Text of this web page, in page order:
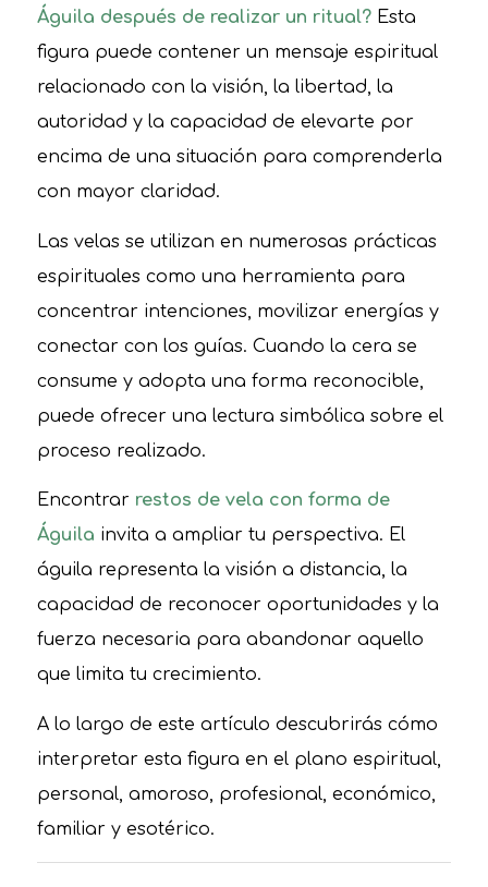
Águila después de realizar un ritual?Esta
figura puede contener un mensaje espiritual
relacionado con la visión, la libertad, la
autoridad y la capacidad de elevarte por
encima de una situación para comprenderla
con mayor claridad.
Las velas se utilizan en numerosas prácticas
espirituales como una herramienta para
concentrar intenciones, movilizar energías y
conectar con los guías. Cuando la cera se
consume y adopta una forma reconocible,
puede ofrecer una lectura simbólica sobre el
proceso realizado.
Encontrar restos de vela con forma de
Águila invita a ampliar tu perspectiva. El
águila representa la visión a distancia, la
capacidad de reconocer oportunidades y la
fuerza necesaria para abandonar aquello
que limita tu crecimiento.
A lo largo de este artículo descubrirás cómo
interpretar esta figura en el plano espiritual,
personal, amoroso, profesional, económico,
familiar y esotérico.